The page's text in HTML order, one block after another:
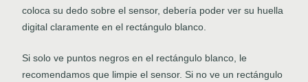
coloca su dedo sobre el sensor, debería poder ver su huella
digital claramente en el rectángulo blanco.
Si solo ve puntos negros en el rectángulo blanco, le
recomendamos que limpie el sensor. Si no ve un rectángulo